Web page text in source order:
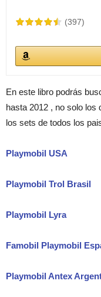
(397)
En este libro podrás
hasta 2012 , no solo los
los sets de todos los
Playmobil USA
Playmobil Trol Brasil
Playmobil Lyra
Famobil Playmobil
Playmobil Antex